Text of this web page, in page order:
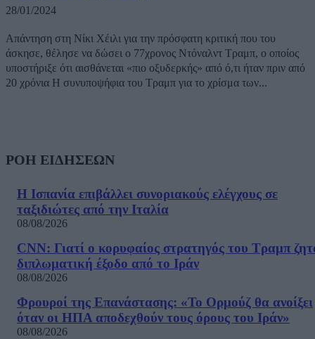
28/01/2024
Aπάντηση στη Νίκι Χέιλι για την πρόσφατη κριτική που του
άσκησε, θέλησε να δώσει ο 77χρονος Ντόναλντ Τραμπ, ο οποίος
υποστήριξε ότι αισθάνεται «πιο οξυδερκής» από ό,τι ήταν πριν από
20 χρόνια Η συνυποψήφια του Τραμπ για το χρίσμα των...
ΡΟΗ ΕΙΔΗΣΕΩΝ
Η Ισπανία επιβάλλει συνοριακούς ελέγχους σε
ταξιδιώτες από την Ιταλία
08/08/2026
CNN: Γιατί ο κορυφαίος στρατηγός του Τραμπ
διπλωματική έξοδο από το Ιράν
08/08/2026
Φρουροί της Επανάστασης: «Το Ορμούζ θα ανοίξει
όταν οι ΗΠΑ αποδεχθούν τους όρους του Ιράν»
08/08/2026